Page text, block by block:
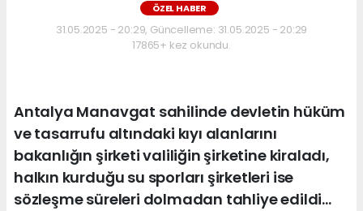
ÖZEL HABER
31.05.2025 - 20:29, Güncelleme: 31.05.2025 - 20:29
17865+ kez okundu.
Antalya Manavgat sahilinde devletin hüküm
ve tasarrufu altındaki kıyı alanlarını
bakanlığın şirketi valiliğin şirketine kiraladı,
halkın kurduğu su sporları şirketleri ise
sözleşme süreleri dolmadan tahliye edildi…